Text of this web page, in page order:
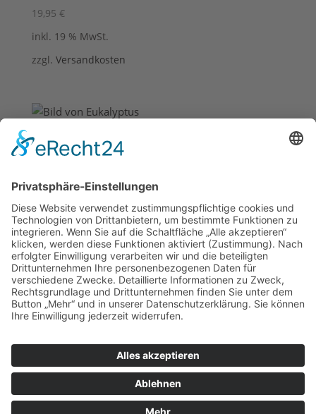
19,95 €
inkl. 19 % MwSt.
zzgl. Versandkosten
Eukalyptus
inkl. 7 % MwSt.
zzgl.Versandkosten
Veilchen Druck
5,50€
Versandkosten
0